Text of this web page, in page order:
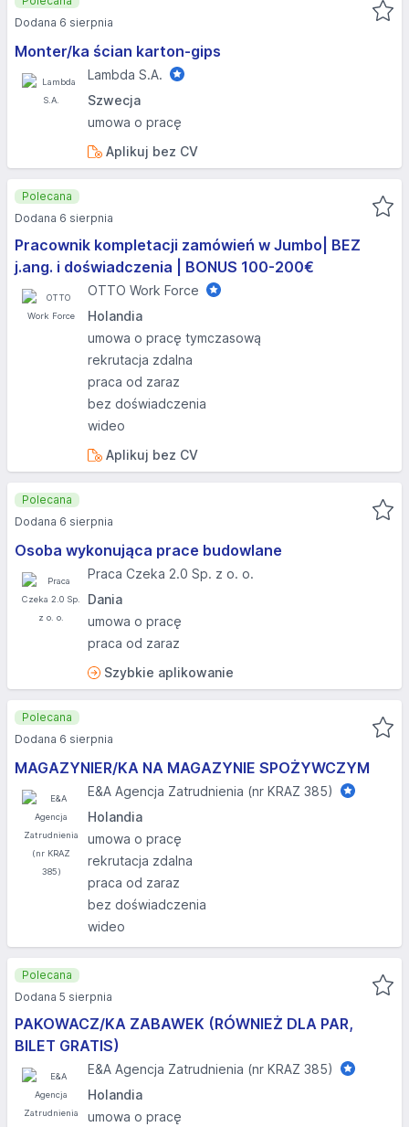
Monter/ka ścian karton-gips
Lambda S.A.
Szwecja
umowa o pracę
Aplikuj bez CV
Dodana 6 sierpnia
Pracownik kompletacji zamówień w Jumbo| BEZ
j.ang. i doświadczenia | BONUS 100-200€
OTTO Work Force
Holandia
umowa o pracę tymczasową
rekrutacja zdalna
praca od zaraz
bez doświadczenia
wideo
Aplikuj bez CV
Polecana
Dodana 6 sierpnia
Osoba wykonująca prace budowlane
Praca Czeka 2.0 Sp. z o. o.
Dania
umowa o pracę
praca od zaraz
Szybkie aplikowanie
Polecana
Dodana 6 sierpnia
MAGAZYNIER/KA NA MAGAZYNIE SPOŻYWCZYM
E&A Agencja Zatrudnienia (nr KRAZ 385)
Holandia
umowa o pracę
rekrutacja zdalna
praca od zaraz
bez doświadczenia
wideo
Polecana
Dodana 6 sierpnia
PAKOWACZ/KA ZABAWEK (RÓWNIEŻ DLA PAR,
BILET GRATIS)
E&A Agencja Zatrudnienia (nr KRAZ 385)
Holandia
umowa o pracę
Polecana
Dodana 5 sierpnia